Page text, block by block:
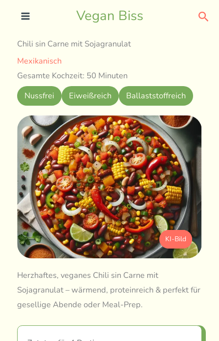
Vegan Biss
Chili sin Carne mit Sojagranulat
Mexikanisch
Gesamte Kochzeit: 50 Minuten
Nussfrei
Eiweißreich Ballaststoffreich
KI-Bild
Herzhaftes, veganes Chili sin Carne mit
Sojagranulat – wärmend, proteinreich & perfekt für
gesellige Abende oder Meal-Prep.